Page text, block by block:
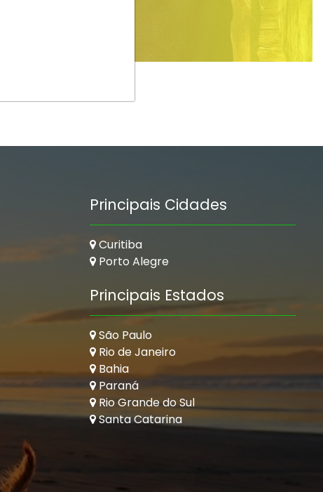
Principais Cidades
Curitiba
Porto Alegre
Principais Estados
São Paulo
Rio de Janeiro
Bahia
Paraná
Rio Grande do Sul
Santa Catarina